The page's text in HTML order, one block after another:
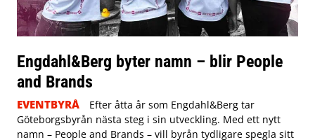
Engdahl&Berg byter namn – blir People
and Brands
EVENTBYRÅ
Efter åtta år som Engdahl&Berg tar
Göteborgsbyrån nästa steg i sin utveckling. Med ett nytt
namn – People and Brands – vill byrån tydligare spegla sitt